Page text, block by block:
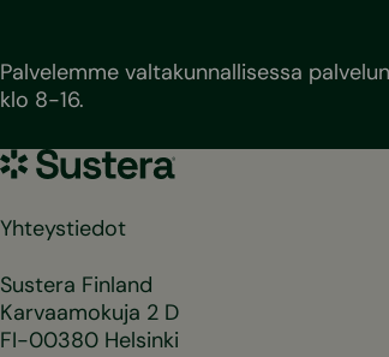
Palvelemme valtakunnallisessa
klo 8-16.
Sustera
Yhteystiedot
Sustera Finland
Karvaamokuja 2 D
FI-00380 Helsinki